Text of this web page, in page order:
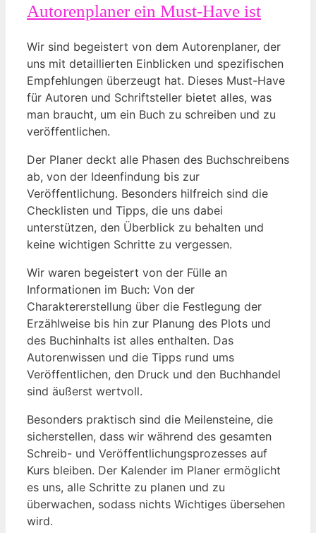
Autorenplaner ein Must-Have ist
Wir sind begeistert von dem Autorenplaner, der
uns mit detaillierten Einblicken und spezifischen
Empfehlungen überzeugt hat. Dieses Must-Have
für Autoren und Schriftsteller bietet alles, was
man braucht, um ein Buch zu schreiben und zu
veröffentlichen.
Der Planer deckt alle Phasen des Buchschreibens
ab, von der Ideenfindung bis zur
Veröffentlichung. Besonders hilfreich sind die
Checklisten und Tipps, die uns dabei
unterstützen, den Überblick zu behalten und
keine wichtigen Schritte zu vergessen.
Wir waren begeistert von der Fülle an
Informationen im Buch: Von der
Charaktererstellung über die Festlegung der
Erzählweise bis hin zur Planung des Plots und
des Buchinhalts ist alles enthalten. Das
Autorenwissen und die Tipps rund ums
Veröffentlichen, den Druck und den Buchhandel
sind äußerst wertvoll.
Besonders praktisch sind die Meilensteine, die
sicherstellen, dass wir während des gesamten
Schreib- und Veröffentlichungsprozesses auf
Kurs bleiben. Der Kalender im Planer ermöglicht
es uns, alle Schritte zu planen und zu
überwachen, sodass nichts Wichtiges übersehen
wird.